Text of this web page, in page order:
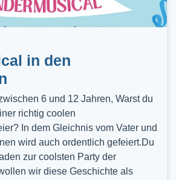
in den
6 und 12 Jahren, Warst du
richtig coolen
In dem Gleichnis vom Vater und
wird auch ordentlich gefeiert.Du
zur coolsten Party der
wir diese Geschichte als